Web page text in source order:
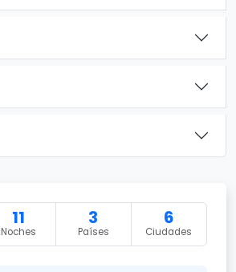
11
Noches
3
Países
6
Ciudades